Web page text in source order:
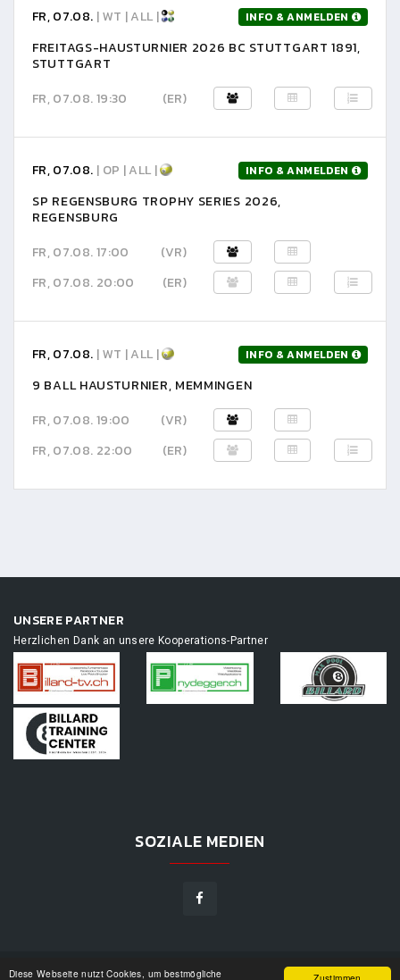
Diese Webseite nutzt Cookies, um bestmögliche
FR, 07.08. | WT | ALL | INFO & ANMELDEN
FREITAGS-HAUSTURNIER 2026 BC STUTTGART 1891,
STUTTGART
FR, 07.08. 19:30
(ER)
FR, 07.08. | OP | ALL | INFO & ANMELDEN
SP REGENSBURG TROPHY SERIES 2026,
REGENSBURG
FR, 07.08. 17:00
(VR)
FR, 07.08. 20:00
(ER)
FR, 07.08. | WT | ALL | INFO & ANMELDEN
9 BALL HAUSTURNIER, MEMMINGEN
FR, 07.08. 19:00
(VR)
FR, 07.08. 22:00
(ER)
UNSERE PARTNER
Herzlichen Dank an unsere Kooperations-Partner
SOZIALE MEDIEN